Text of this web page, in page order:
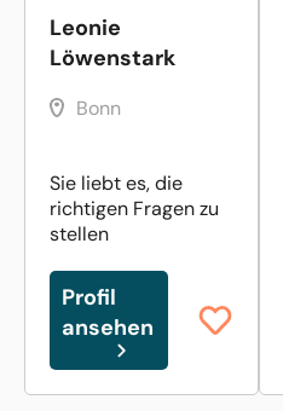
Leonie
Löwenstark
Bonn
Sie liebt es, die
richtigen Fragen zu
stellen
Profil
ansehen